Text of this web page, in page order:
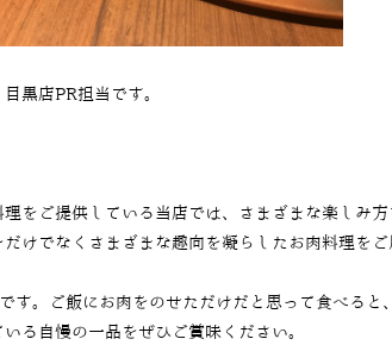
黒店PR担当です。
をご提供している当店では、さまざまな楽しみ方
けでなくさまざまな趣向を凝らしたお肉料理をご
す。ご飯にお肉をのせただけだと思って食べると
る自慢の一品をぜひご賞味ください。